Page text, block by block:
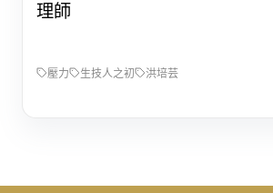
理師
壓力 生技人之初 洪培芸